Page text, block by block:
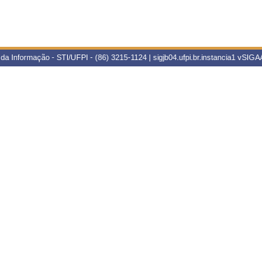
Informação - STI/UFPI - (86) 3215-1124 | sigjb04.ufpi.br.instancia1